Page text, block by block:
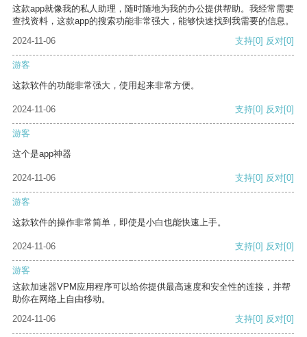
这款app就像我的私人助理，随时随地为我的办公提供帮助。我经常需要
查找资料，这款app的搜索功能非常强大，能够快速找到我需要的信息。
2024-11-06
支持[0] 反对[0]
游客
这款软件的功能非常强大，使用起来非常方便。
2024-11-06 支持[0] 反对[0]
游客
这个是app神器
2024-11-06 支持[0] 反对[0]
游客
这款软件的操作非常简单，即使是小白也能快速上手。
2024-11-06 支持[0] 反对[0]
游客
这款加速器VPM应用程序可以给你提供最高速度和安全性的连接，并帮
助你在网络上自由移动。
2024-11-06
支持[0] 反对[0]